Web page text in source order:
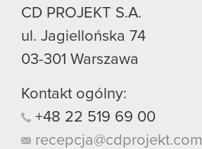
CD PROJEKT S.A.
ul. Jagiellońska 74
03-301 Warszawa
Kontakt ogólny:
+48 22 519 69 00
recepcja@cdprojekt.com